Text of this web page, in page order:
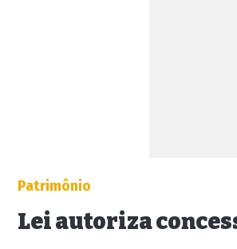
Patrimônio
Lei autoriza